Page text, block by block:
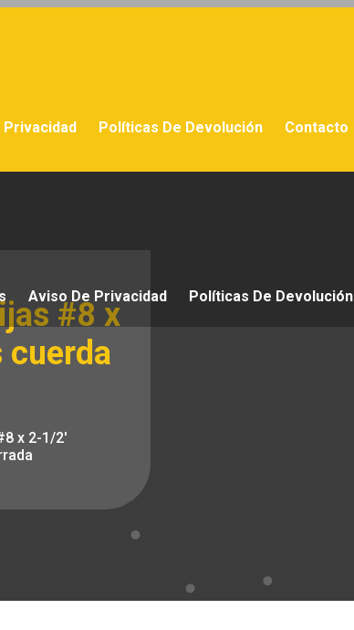
Privacidad Políticas De Devolución Contacto
Aviso De Privacidad Políticas De Devolución
#8 x
cuerda
x 2-1/2′